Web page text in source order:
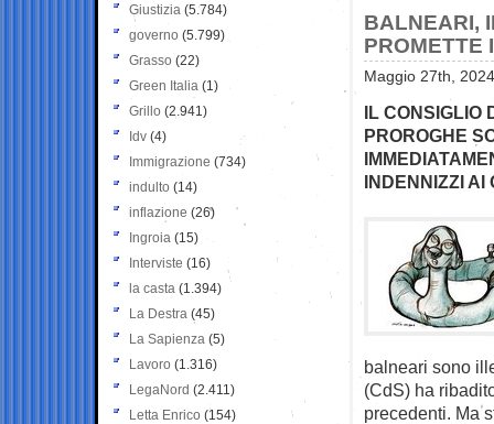
BALNEARI,
PROMETTE
Maggio 27th,
IL CONSIGLIO
PROROGHE
INDENNIZZI AI
balneari sono
(CdS) ha
precedenti. Ma
Giustizia (5.784)
governo (5.799)
Grasso (22)
Green Italia (1)
Grillo (2.941)
Idv (4)
Immigrazione (734)
indulto (14)
inflazione (26)
Ingroia (15)
Interviste (16)
la casta (1.394)
La Destra (45)
La Sapienza (5)
Lavoro (1.316)
LegaNord (2.411)
Letta Enrico (154)